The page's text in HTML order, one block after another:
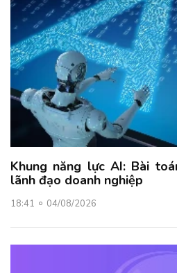
Khung năng lực AI: Bài
lãnh đạo doanh nghiệp
18:41 04/08/2026